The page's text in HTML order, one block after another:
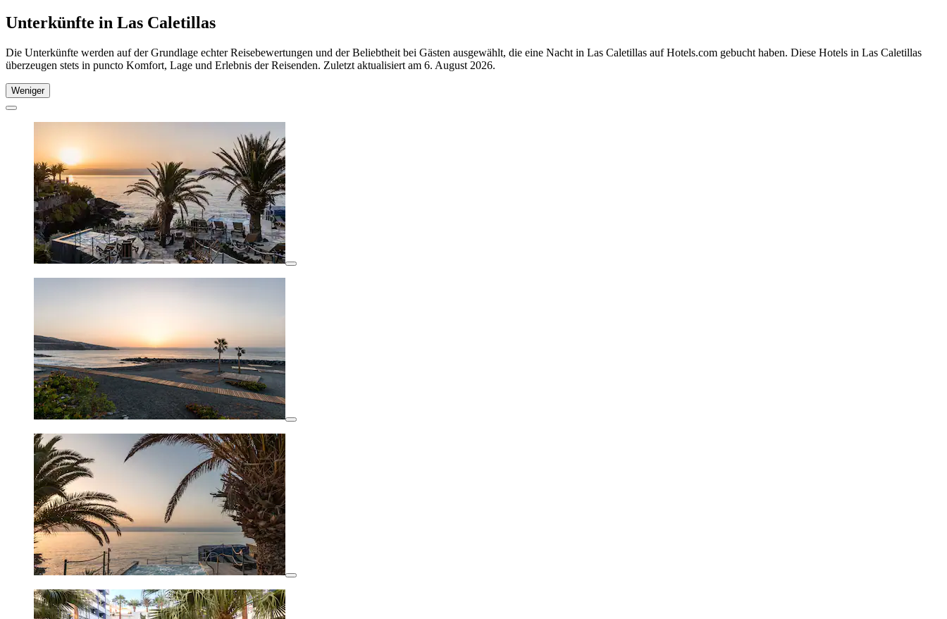
Unterkünfte in Las Caletillas
Die Unterkünfte werden auf der Grundlage echter Reisebewertungen und der Beliebtheit bei Gästen ausgewählt, die eine Nacht in Las Caletillas auf Hotels.com gebucht haben. Diese Hotels in Las Caletillas
überzeugen stets in puncto Komfort, Lage und Erlebnis der Reisenden. Zuletzt aktualisiert am 6. August 2026.
Weniger